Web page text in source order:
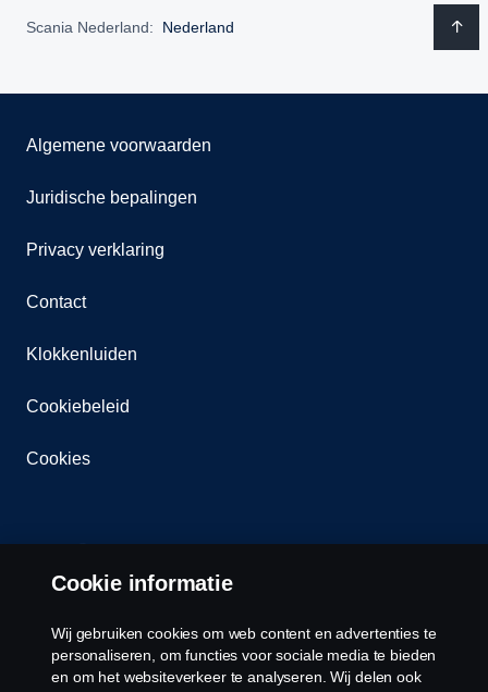
Scania Nederland: Nederland
Algemene voorwaarden
Juridische bepalingen
Privacy verklaring
Contact
Klokkenluiden
Cookiebeleid
Cookies
© Copyright Scania 2026 Alle Rechten
Voorbehouden. Scania Nederland B.V. Postbus
9598 4801 LN, Spinveld 57, 4815 HV Breda / T +31
Cookie informatie
Wij gebruiken cookies om web content en advertenties te
personaliseren, om functies voor sociale media te bieden
en om het websiteverkeer te analyseren. Wij delen ook